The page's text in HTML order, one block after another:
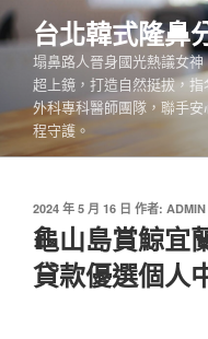
跳
至
內
台北韓式隆鼻
塌鼻路人晉身國光熱議女
超上鏡，打造自然挺拔，
外科專科醫師團隊，聯手
程守護。
發
佈
於
2024 年 5 月 16 日 作者: ADMIN
龜山島賞鯨宜
貸款優選個人